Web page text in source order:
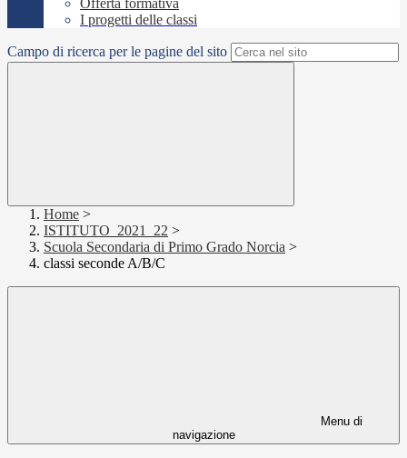
Offerta formativa
I progetti delle classi
Campo di ricerca per le pagine del sito
Home >
ISTITUTO_2021_22 >
Scuola Secondaria di Primo Grado Norcia >
classi seconde A/B/C
Menu di
navigazione